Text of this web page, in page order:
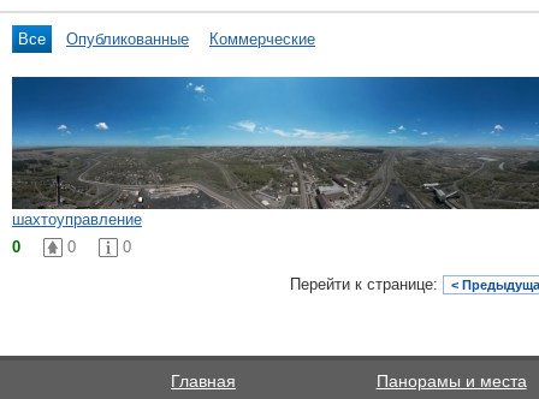
Все Опубликованные Коммерческие
шахтоуправление
0
0 0
Перейти к странице: <
Главная Панорамы и места